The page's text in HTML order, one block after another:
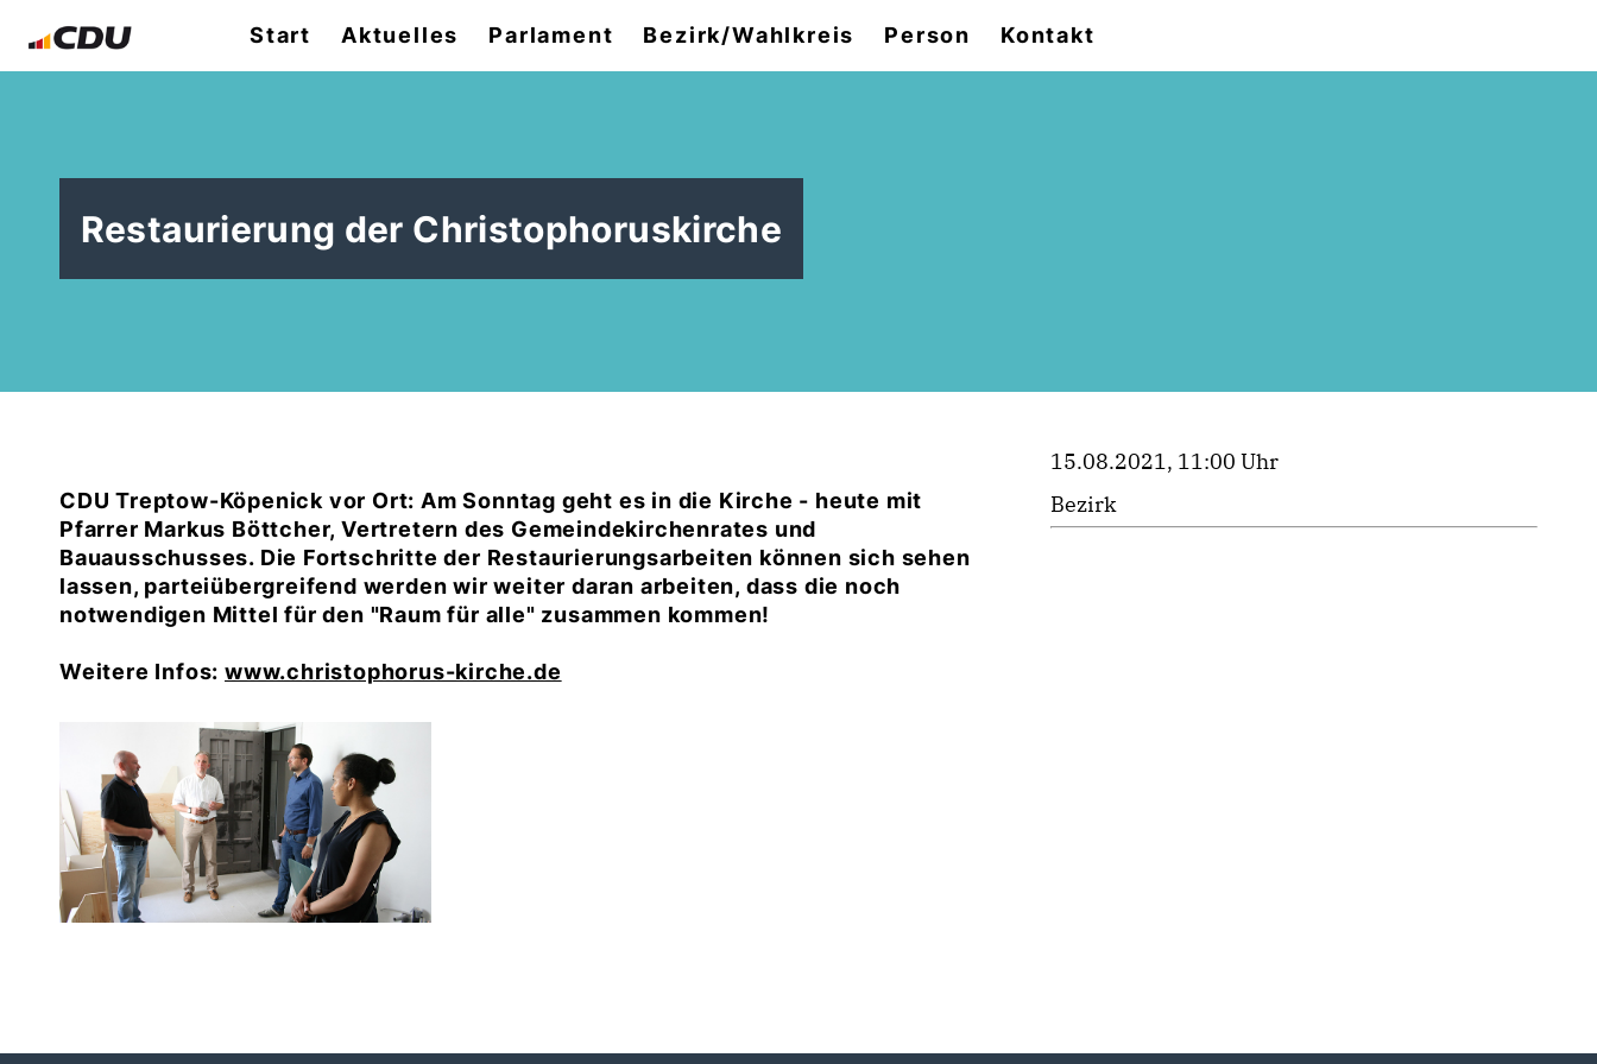
Start Aktuelles Parlament Bezirk/Wahlkreis Person Kontakt
Restaurierung der Christophoruskirche
CDU Treptow-Köpenick vor Ort: Am Sonntag geht es in die Kirche - heute mit
Pfarrer Markus Böttcher, Vertretern des Gemeindekirchenrates und
Bauausschusses. Die Fortschritte der Restaurierungsarbeiten können sich sehen
lassen, parteiübergreifend werden wir weiter daran arbeiten, dass die noch
notwendigen Mittel für den "Raum für alle" zusammen kommen!
Weitere Infos:www.christophorus-kirche.de
15.08.2021, 11:00 Uhr
Bezirk